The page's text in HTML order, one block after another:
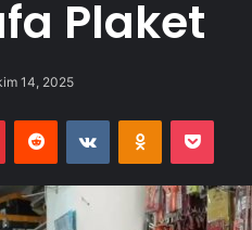
Plaket
14, 2025
PinterestReddit VKontakteOdnoklassniki
Pocket